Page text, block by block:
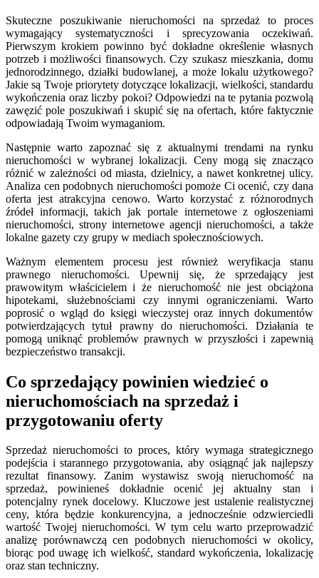
Skuteczne poszukiwanie nieruchomości na sprzedaż to proces
wymagający systematyczności i sprecyzowania oczekiwań.
Pierwszym krokiem powinno być dokładne określenie własnych
potrzeb i możliwości finansowych. Czy szukasz mieszkania, domu
jednorodzinnego, działki budowlanej, a może lokalu użytkowego?
Jakie są Twoje priorytety dotyczące lokalizacji, wielkości, standardu
wykończenia oraz liczby pokoi? Odpowiedzi na te pytania pozwolą
zawęzić pole poszukiwań i skupić się na ofertach, które faktycznie
odpowiadają Twoim wymaganiom.
Następnie warto zapoznać się z aktualnymi trendami na rynku
nieruchomości w wybranej lokalizacji. Ceny mogą się znacząco
różnić w zależności od miasta, dzielnicy, a nawet konkretnej ulicy.
Analiza cen podobnych nieruchomości pomoże Ci ocenić, czy dana
oferta jest atrakcyjna cenowo. Warto korzystać z różnorodnych
źródeł informacji, takich jak portale internetowe z ogłoszeniami
nieruchomości, strony internetowe agencji nieruchomości, a także
lokalne gazety czy grupy w mediach społecznościowych.
Ważnym elementem procesu jest również weryfikacja stanu
prawnego nieruchomości. Upewnij się, że sprzedający jest
prawowitym właścicielem i że nieruchomość nie jest obciążona
hipotekami, służebnościami czy innymi ograniczeniami. Warto
poprosić o wgląd do księgi wieczystej oraz innych dokumentów
potwierdzających tytuł prawny do nieruchomości. Działania te
pomogą uniknąć problemów prawnych w przyszłości i zapewnią
bezpieczeństwo transakcji.
Co sprzedający powinien wiedzieć o
nieruchomościach na sprzedaż i
przygotowaniu oferty
Sprzedaż nieruchomości to proces, który wymaga strategicznego
podejścia i starannego przygotowania, aby osiągnąć jak najlepszy
rezultat finansowy. Zanim wystawisz swoją nieruchomość na
sprzedaż, powinieneś dokładnie ocenić jej aktualny stan i
potencjalny rynek docelowy. Kluczowe jest ustalenie realistycznej
ceny, która będzie konkurencyjna, a jednocześnie odzwierciedli
wartość Twojej nieruchomości. W tym celu warto przeprowadzić
analizę porównawczą cen podobnych nieruchomości w okolicy,
biorąc pod uwagę ich wielkość, standard wykończenia, lokalizację
oraz stan techniczny.